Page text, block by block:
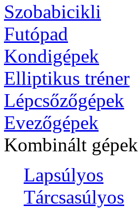
Szobabicikli
Futópad
Kondigépek
Elliptikus tréner
Lépcsőzőgépek
Evezőgépek
Kombinált gépek
Lapsúlyos
Tárcsasúlyos